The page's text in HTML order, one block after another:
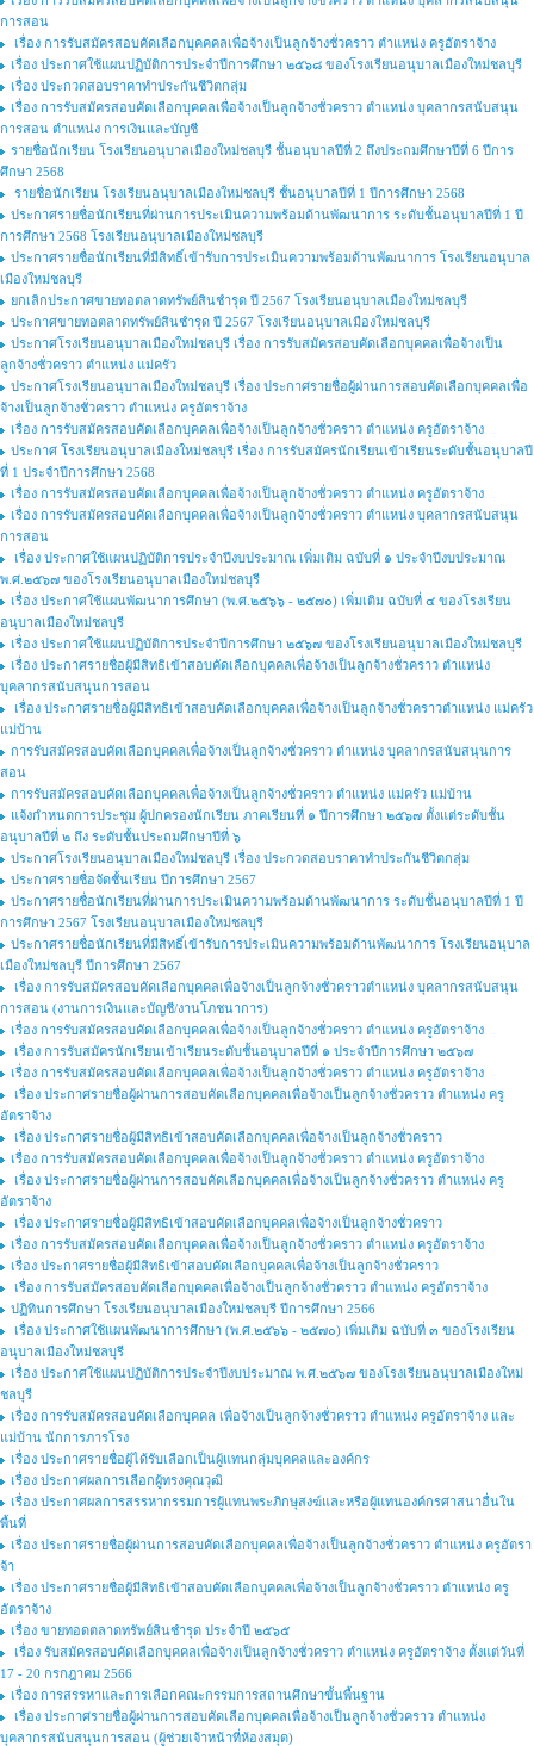
การสอน
เรื่อง การรับสมัครสอบคัดเลือกบุคคคลเพื่อจ้างเป็นลูกจ้างชั่วคราว ตำแหน่ง ครูอัตราจ้าง
เรื่อง ประกาศใช้แผนปฏิบัติการประจำปีการศึกษา ๒๕๖๘ ของโรงเรียนอนุบาลเมืองใหม่ชลบุรี
เรื่อง ประกวดสอบราคาทำประกันชีวิตกลุ่ม
เรื่อง การรับสมัครสอบคัดเลือกบุคคลเพื่อจ้างเป็นลูกจ้างชั่วคราว ตำแหน่ง บุคลากรสนับสนุน
การสอน ตำแหน่ง การเงินและบัญชี
รายชื่อนักเรียน โรงเรียนอนุบาลเมืองใหม่ชลบุรี ชั้นอนุบาลปีที่ 2 ถึงประถมศึกษาปีที่ 6 ปีการ
ศึกษา 2568
รายชื่อนักเรียน โรงเรียนอนุบาลเมืองใหม่ชลบุรี ชั้นอนุบาลปีที่ 1 ปีการศึกษา 2568
ประกาศรายชื่อนักเรียนที่ผ่านการประเมินความพร้อมด้านพัฒนาการ ระดับชั้นอนุบาลปีที่ 1 ปี
การศึกษา 2568 โรงเรียนอนุบาลเมืองใหม่ชลบุรี
ประกาศรายชื่อนักเรียนที่มีสิทธิ์เข้ารับการประเมินความพร้อมด้านพัฒนาการ โรงเรียนอนุบาล
เมืองใหม่ชลบุรี
ยกเลิกประกาศขายทอตลาดทรัพย์สินชำรุด ปี 2567 โรงเรียนอนุบาลเมืองใหม่ชลบุรี
ประกาศขายทอตลาดทรัพย์สินชำรุด ปี 2567 โรงเรียนอนุบาลเมืองใหม่ชลบุรี
ประกาศโรงเรียนอนุบาลเมืองใหม่ชลบุรี เรื่อง การรับสมัครสอบคัดเลือกบุคคลเพื่อจ้างเป็น
ลูกจ้างชั่วคราว ตำแหน่ง แม่ครัว
ประกาศโรงเรียนอนุบาลเมืองใหม่ชลบุรี เรื่อง ประกาศรายชื่อผู้ผ่านการสอบคัดเลือกบุคคลเพื่อ
จ้างเป็นลูกจ้างชั่วคราว ตำแหน่ง ครูอัตราจ้าง
เรื่อง การรับสมัครสอบคัดเลือกบุคคลเพื่อจ้างเป็นลูกจ้างชั่วคราว ตำแหน่ง ครูอัตราจ้าง
ประกาศ โรงเรียนอนุบาลเมืองใหม่ชลบุรี เรื่อง การรับสมัครนักเรียนเข้าเรียนระดับชั้นอนุบาลปี
ที่ 1 ประจำปีการศึกษา 2568
เรื่อง การรับสมัครสอบคัดเลือกบุคคลเพื่อจ้างเป็นลูกจ้างชั่วคราว ตำแหน่ง ครูอัตราจ้าง
เรื่อง การรับสมัครสอบคัดเลือกบุคคลเพื่อจ้างเป็นลูกจ้างชั่วคราว ตำแหน่ง บุคลากรสนับสนุน
การสอน
เรื่อง ประกาศใช้แผนปฏิบัติการประจำปีงบประมาณ เพิ่มเติม ฉบับที่ ๑ ประจำปีงบประมาณ
พ.ศ.๒๕๖๗ ของโรงเรียนอนุบาลเมืองใหม่ชลบุรี
เรื่อง ประกาศใช้แผนพัฒนาการศึกษา (พ.ศ.๒๕๖๖ - ๒๕๗๐) เพิ่มเติม ฉบับที่ ๔ ของโรงเรียน
อนุบาลเมืองใหม่ชลบุรี
เรื่อง ประกาศใช้แผนปฏิบัติการประจำปีการศึกษา ๒๕๖๗ ของโรงเรียนอนุบาลเมืองใหม่ชลบุรี
เรื่อง ประกาศรายชื่อผู้มีสิทธิเข้าสอบคัดเลือกบุคคลเพื่อจ้างเป็นลูกจ้างชั่วคราว ตำแหน่ง
บุคลากรสนับสนุนการสอน
เรื่อง ประกาศรายชื่อผู้มีสิทธิเข้าสอบคัดเลือกบุคคลเพื่อจ้างเป็นลูกจ้างชั่วคราวตำแหน่ง แม่ครัว
แม่บ้าน
การรับสมัครสอบคัดเลือกบุคคลเพื่อจ้างเป็นลูกจ้างชั่วคราว ตำแหน่ง บุคลากรสนับสนุนการ
สอน
การรับสมัครสอบคัดเลือกบุคคลเพื่อจ้างเป็นลูกจ้างชั่วคราว ตำแหน่ง แม่ครัว แม่บ้าน
แจ้งกำหนดการประชุม ผู้ปกครองนักเรียน ภาคเรียนที่ ๑ ปีการศึกษา ๒๕๖๗ ตั้งแต่ระดับชั้น
อนุบาลปีที่ ๒ ถึง ระดับชั้นประถมศึกษาปีที่ ๖
ประกาศโรงเรียนอนุบาลเมืองใหม่ชลบุรี เรื่อง ประกวดสอบราคาทำประกันชีวิตกลุ่ม
ประกาศรายชื่อจัดชั้นเรียน ปีการศึกษา 2567
ประกาศรายชื่อนักเรียนที่ผ่านการประเมินความพร้อมด้านพัฒนาการ ระดับชั้นอนุบาลปีที่ 1 ปี
การศึกษา 2567 โรงเรียนอนุบาลเมืองใหม่ชลบุรี
ประกาศรายชื่อนักเรียนที่มีสิทธิ์เข้ารับการประเมินความพร้อมด้านพัฒนาการ โรงเรียนอนุบาล
เมืองใหม่ชลบุรี ปีการศึกษา 2567
เรื่อง การรับสมัครสอบคัดเลือกบุคคลเพื่อจ้างเป็นลูกจ้างชั่วคราวตำแหน่ง บุคลากรสนับสนุน
การสอน (งานการเงินและบัญชี/งานโภชนาการ)
เรื่อง การรับสมัครสอบคัดเลือกบุคคลเพื่อจ้างเป็นลูกจ้างชั่วคราว ตำแหน่ง ครูอัตราจ้าง
เรื่อง การรับสมัครนักเรียนเข้าเรียนระดับชั้นอนุบาลปีที่ ๑ ประจำปีการศึกษา ๒๕๖๗
เรื่อง การรับสมัครสอบคัดเลือกบุคคลเพื่อจ้างเป็นลูกจ้างชั่วคราว ตำแหน่ง ครูอัตราจ้าง
เรื่อง ประกาศรายชื่อผู้ผ่านการสอบคัดเลือกบุคคลเพื่อจ้างเป็นลูกจ้างชั่วคราว ตำแหน่ง ครู
อัตราจ้าง
เรื่อง ประกาศรายชื่อผู้มีสิทธิเข้าสอบคัดเลือกบุคคลเพื่อจ้างเป็นลูกจ้างชั่วคราว
เรื่อง การรับสมัครสอบคัดเลือกบุคคลเพื่อจ้างเป็นลูกจ้างชั่วคราว ตำแหน่ง ครูอัตราจ้าง
เรื่อง ประกาศรายชื่อผู้ผ่านการสอบคัดเลือกบุคคลเพื่อจ้างเป็นลูกจ้างชั่วคราว ตำแหน่ง ครู
อัตราจ้าง
เรื่อง ประกาศรายชื่อผู้มีสิทธิเข้าสอบคัดเลือกบุคคลเพื่อจ้างเป็นลูกจ้างชั่วคราว
เรื่อง การรับสมัครสอบคัดเลือกบุคคลเพื่อจ้างเป็นลูกจ้างชั่วคราว ตำแหน่ง ครูอัตราจ้าง
เรื่อง ประกาศรายชื่อผู้มีสิทธิเข้าสอบคัดเลือกบุคคลเพื่อจ้างเป็นลูกจ้างชั่วคราว
เรื่อง การรับสมัครสอบคัดเลือกบุคคลเพื่อจ้างเป็นลูกจ้างชั่วคราว ตำแหน่ง ครูอัตราจ้าง
ปฏิทินการศึกษา โรงเรียนอนุบาลเมืองใหม่ชลบุรี ปีการศึกษา 2566
เรื่อง ประกาศใช้แผนพัฒนาการศึกษา (พ.ศ.๒๕๖๖ - ๒๕๗๐) เพิ่มเติม ฉบับที่ ๓ ของโรงเรียน
อนุบาลเมืองใหม่ชลบุรี
เรื่อง ประกาศใช้แผนปฏิบัติการประจำปีงบประมาณ พ.ศ.๒๕๖๗ ของโรงเรียนอนุบาลเมืองใหม่
ชลบุรี
เรื่อง การรับสมัครสอบคัดเลือกบุคคล เพื่อจ้างเป็นลูกจ้างชั่วคราว ตำแหน่ง ครูอัตราจ้าง และ
แม่บ้าน นักการภารโรง
เรื่อง ประกาศรายชื่อผู้ได้รับเลือกเป็นผู้แทนกลุ่มบุคคลและองค์กร
เรื่อง ประกาศผลการเลือกผู้ทรงคุณวุฒิ
เรื่อง ประกาศผลการสรรหากรรมการผู้แทนพระภิกษุสงฆ์และหรือผู้แทนองค์กรศาสนาอื่นใน
พื้นที่
เรื่อง ประกาศรายชื่อผู้ผ่านการสอบคัดเลือกบุคคลเพื่อจ้างเป็นลูกจ้างชั่วคราว ตำแหน่ง ครูอัตรา
จ้า
เรื่อง ประกาศรายชื่อผู้มีสิทธิเข้าสอบคัดเลือกบุคคลเพื่อจ้างเป็นลูกจ้างชั่วคราว ตำแหน่ง ครู
อัตราจ้าง
เรื่อง ขายทอดตลาดทรัพย์สินชำรุด ประจำปี ๒๕๖๕
เรื่อง รับสมัครสอบคัดเลือกบุคคลเพื่อจ้างเป็นลูกจ้างชั่วคราว ตำแหน่ง ครูอัตราจ้าง ตั้งแต่วันที่
17 - 20 กรกฎาคม 2566
เรื่อง การสรรหาและการเลือกคณะกรรมการสถานศึกษาขั้นพื้นฐาน
เรื่อง ประกาศรายชื่อผู้ผ่านการสอบคัดเลือกบุคคลเพื่อจ้างเป็นลูกจ้างชั่วคราว ตำแหน่ง
บุคลากรสนับสนุนการสอน (ผู้ช่วยเจ้าหน้าที่ห้องสมุด)